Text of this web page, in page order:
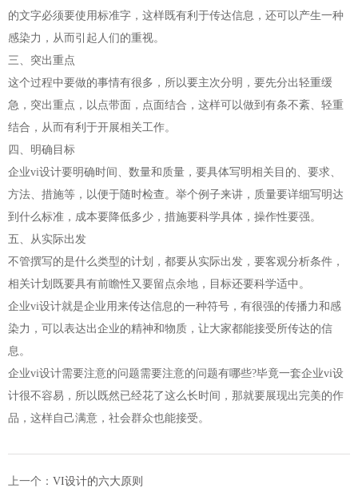
的文字必须要使用标准字，这样既有利于传达信息，还可以产生一种
感染力，从而引起人们的重视。
三、突出重点
这个过程中要做的事情有很多，所以要主次分明，要先分出轻重缓
急，突出重点，以点带面，点面结合，这样可以做到有条不紊、轻重
结合，从而有利于开展相关工作。
四、明确目标
企业vi设计要明确时间、数量和质量，要具体写明相关目的、要求、
方法、措施等，以便于随时检查。举个例子来讲，质量要详细写明达
到什么标准，成本要降低多少，措施要科学具体，操作性要强。
五、从实际出发
不管撰写的是什么类型的计划，都要从实际出发，要客观分析条件，
相关计划既要具有前瞻性又要留点余地，目标还要科学适中。
企业vi设计就是企业用来传达信息的一种符号，有很强的传播力和感
染力，可以表达出企业的精神和物质，让大家都能接受所传达的信
息。
企业vi设计需要注意的问题需要注意的问题有哪些?毕竟一套企业vi设
计很不容易，所以既然已经花了这么长时间，那就要展现出完美的作
品，这样自己满意，社会群众也能接受。
上一个： VI设计的六大原则